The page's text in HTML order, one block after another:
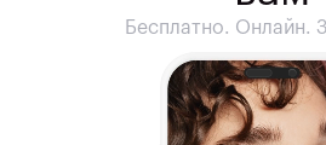
Бесплатно. Онлайн.